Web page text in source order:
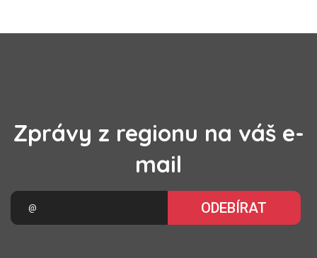
Zprávy z regionu na váš e-
mail
ODEBÍRAT